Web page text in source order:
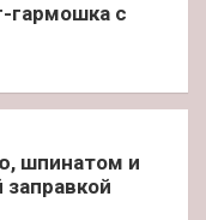
гармошка с
шпинатом и
заправкой